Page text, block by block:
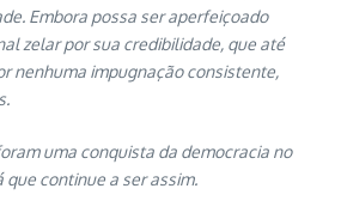
Embora possa ser aperfeiçoado
zelar por sua credibilidade, que até
nenhuma impugnação consistente,
uma conquista da democracia no
que continue a ser assim.